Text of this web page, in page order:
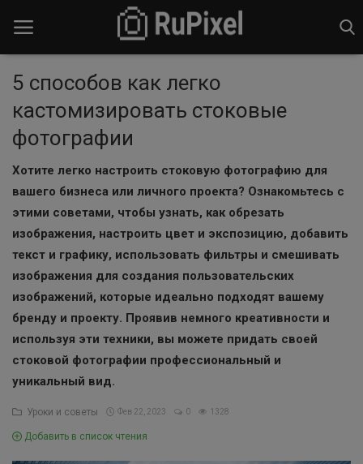
На главную
На сайт фотобанка
Войти
Зарегистрироваться
Русский
5 cпособов как легко
кастомизировать стоковые
фотографии
Хотите легко настроить стоковую фотографию для
вашего бизнеса или личного проекта? Ознакомьтесь с
этими советами, чтобы узнать, как обрезать
изображения, настроить цвет и экспозицию, добавить
текст и графику, использовать фильтры и смешивать
изображения для создания пользовательских
изображений, которые идеально подходят вашему
бренду и проекту. Проявив немного креативности и
используя эти техники, вы можете придать своей
стоковой фотографии профессиональный и
уникальный вид.
Уроки и советы Фев 22, 2023 0 1328
Добавить в список чтения